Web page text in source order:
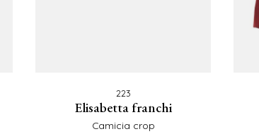
223
elisabetta franchi
camicia crop